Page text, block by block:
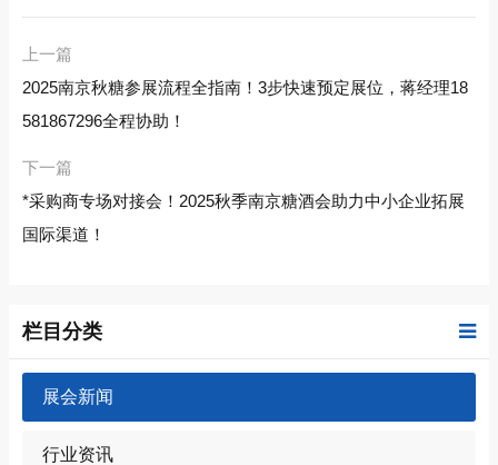
上一篇
2025南京秋糖参展流程全指南！3步快速预定展位，蒋经理18
581867296全程协助！
下一篇
*采购商专场对接会！2025秋季南京糖酒会助力中小企业拓展
国际渠道！
栏目分类
展会新闻
行业资讯